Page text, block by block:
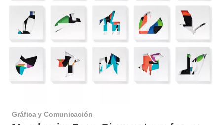
Gráfica y Comunicación